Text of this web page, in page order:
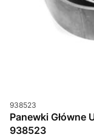
Kod produktu
938523
Panewki Główne
938523